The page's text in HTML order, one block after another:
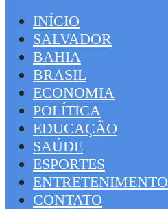
INÍCIO
SALVADOR
BAHIA
BRASIL
ECONOMIA
POLÍTICA
EDUCAÇÃO
SAÚDE
ESPORTES
ENTRETENIMENTO
CONTATO